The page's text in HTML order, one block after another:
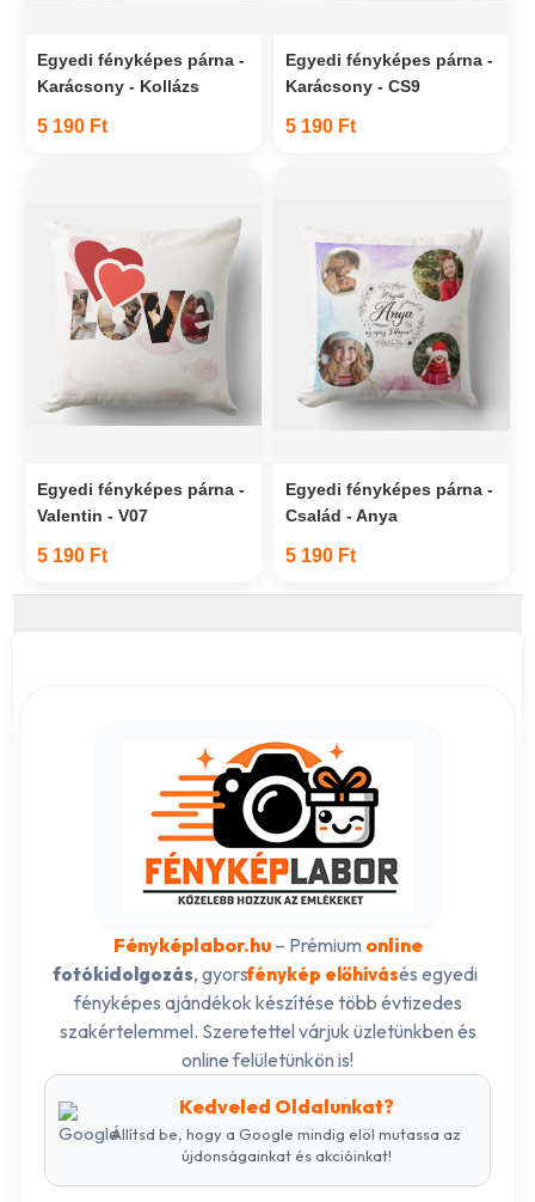
Egyedi fényképes párna -
Karácsony - Kollázs
5 190 Ft
Egyedi fényképes párna -
Karácsony - CS9
5 190 Ft
Egyedi fényképes párna -
Valentin - V07
5 190 Ft
Egyedi fényképes párna -
Család - Anya
5 190 Ft
Fényképlabor.hu– Prémium online
fotókidolgozás, gyorsfénykép előhívásés egyedi
fényképes ajándékok készítése több évtizedes
szakértelemmel. Szeretettel várjuk üzletünkben és
online felületünkön is!
Kedveled Oldalunkat?
Állítsd be, hogy a Google mindig elöl mutassa az
újdonságainkat és akcióinkat!